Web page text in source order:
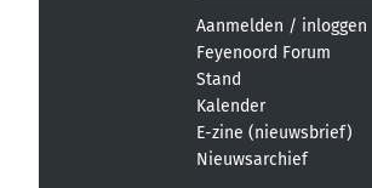
Aanmelden / inloggen
Feyenoord Forum
Stand
Kalender
E-zine (nieuwsbrief)
Nieuwsarchief